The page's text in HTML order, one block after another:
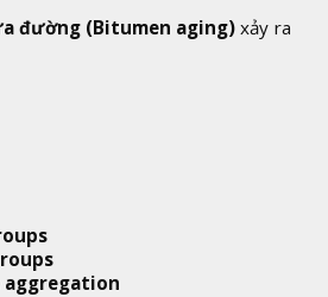
đường (Bitumen aging) xảy ra
aggregation